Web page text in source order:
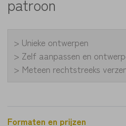
patroon
> Unieke ontwerpen
> Zelf aanpassen en
> Meteen rechtstreeks
Formaten en prijzen